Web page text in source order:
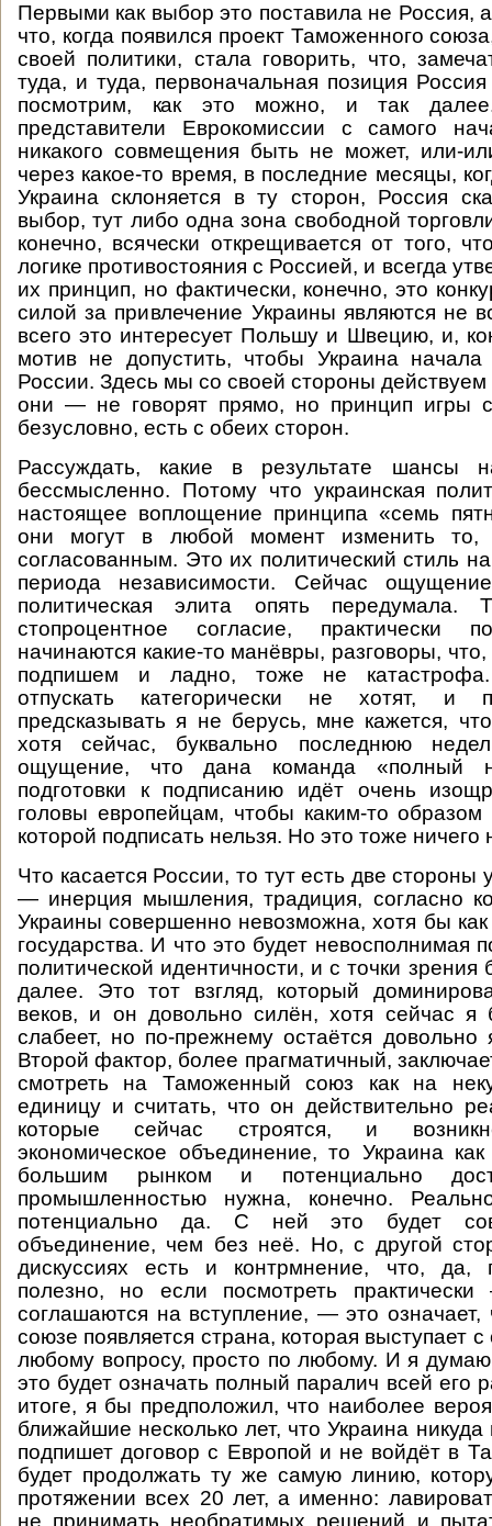
Первыми как выбор это поставила не Россия,
что, когда появился проект Таможенного
своей политики, стала говорить, что,
туда, и туда, первоначальная позиция
посмотрим, как это можно, и так
представители Еврокомиссии с самого
никакого совмещения быть не может, или-
через какое-то время, в последние месяцы,
Украина склоняется в ту сторон, Россия
выбор, тут либо одна зона свободной
конечно, всячески открещивается от того,
логике противостояния с Россией, и всегда
их принцип, но фактически, конечно, это
силой за привлечение Украины являются не
всего это интересует Польшу и Швецию, и,
мотив не допустить, чтобы Украина
России. Здесь мы со своей стороны действуем
они — не говорят прямо, но принцип игры
безусловно, есть с обеих сторон.
Рассуждать, какие в результате шансы
бессмысленно. Потому что украинская
настоящее воплощение принципа «семь
они могут в любой момент изменить то,
согласованным. Это их политический стиль
периода независимости. Сейчас
политическая элита опять передумала.
стопроцентное согласие, практически
начинаются какие-то манёвры, разговоры,
подпишем и ладно, тоже не
отпускать категорически не хотят, и
предсказывать я не берусь, мне кажется,
хотя сейчас, буквально последнюю
ощущение, что дана команда «полный
подготовки к подписанию идёт очень
головы европейцам, чтобы каким-то образом
которой подписать нельзя. Но это тоже ничего
Что касается России, то тут есть две стороны
— инерция мышления, традиция, согласно
Украины совершенно невозможна, хотя бы как
государства. И что это будет невосполнимая
политической идентичности, и с точки зрения
далее. Это тот взгляд, который
веков, и он довольно силён, хотя сейчас я
слабеет, но по-прежнему остаётся
Второй фактор, более прагматичный,
смотреть на Таможенный союз как на
единицу и считать, что он действительно
которые сейчас строятся, и
экономическое объединение, то Украина
большим рынком и потенциально
промышленностью нужна, конечно.
потенциально да. С ней это будет
объединение, чем без неё. Но, с другой
дискуссиях есть и контрмнение, что, да,
полезно, но если посмотреть
соглашаются на вступление, — это
союзе появляется страна, которая выступает
любому вопросу, просто по любому. И я
это будет означать полный паралич всей его
итоге, я бы предположил, что наиболее
ближайшие несколько лет, что Украина
подпишет договор с Европой и не войдёт в
будет продолжать ту же самую линию,
протяжении всех 20 лет, а именно:
не принимать необратимых решений и